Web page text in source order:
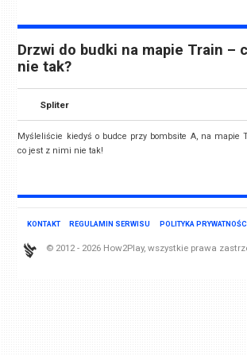
Drzwi do budki na mapie Train –
nie tak?
Spliter
Myśleliście kiedyś o budce przy bombsite A, na mapie
co jest z nimi nie tak!
KONTAKT REGULAMIN SERWISU POLITYKA
© 2012 - 2026 How2Play, wszystkie prawa